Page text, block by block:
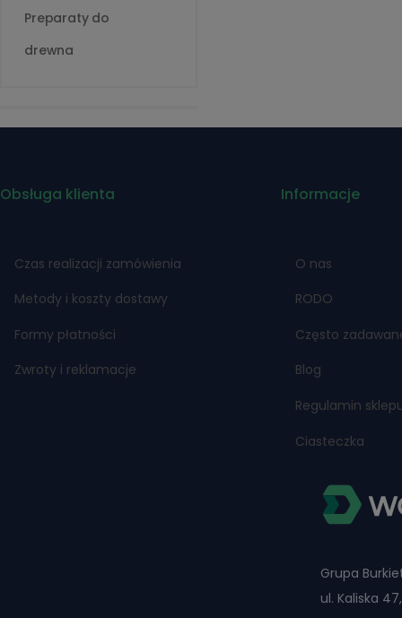
Preparaty do
drewna
Obsługa klienta
Czas realizacji zamówienia
Metody i koszty dostawy
Formy płatności
Zwroty i reklamacje
Informacje
O nas
RODO
Często
Blog
Regulamin
Ciasteczka
Grupa
ul. Kaliska